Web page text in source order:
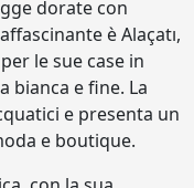
dorate con
è Alaçatı,
le sue case in
bianca e fine. La
e presenta un
e boutique.